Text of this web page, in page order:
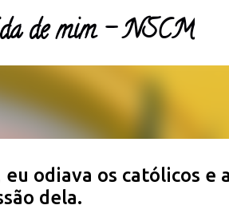
de mim - NSCM
odiava os católicos e
dela.